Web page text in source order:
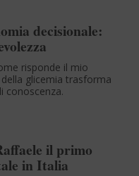
decisionale:
risponde il mio
glicemia trasforma
conoscenza.
il primo
in Italia